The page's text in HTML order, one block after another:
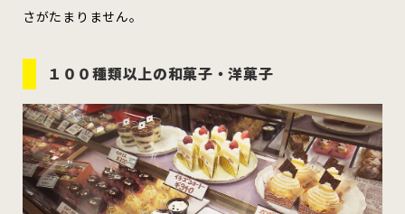
むつ市 十和田市 三沢市
八戸市
さがたまりません。
１００種類以上の和菓子・洋菓子